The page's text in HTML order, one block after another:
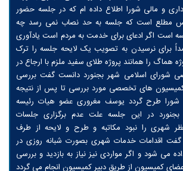
و مالی شورا اطلاع داده ام که در جلسه حضور
مطلع است که جلسه به حد نصاب نمی رسد چه
است اگر ادعای برای خدمت به مردم است یادآوری
برای نرسیدن به تصویب یک لایحه جلسه را ترک
هماگ را همانند پروژه طلای سفید ملزم با ارجاع در
شورای اسلامی شهر بجنورد دانست گفت بررسی
های تخصصی مورد بررسی تا پس از نتیجه
طرح گردد یوسف مغروری عضو هیات رئیسه
در این جلسه علت عدم برگزاری جلسات
شهری را نبود مکاتبه و طرح و لایحه از طرف
گفت اقدامات خدمات شهری بصورت شبانه روزی در
می شود و اگر مواردی نیز نیاز به بازدید و بررسی
کمیسیون از طریق دبیر کمیسیون انجام می گردد